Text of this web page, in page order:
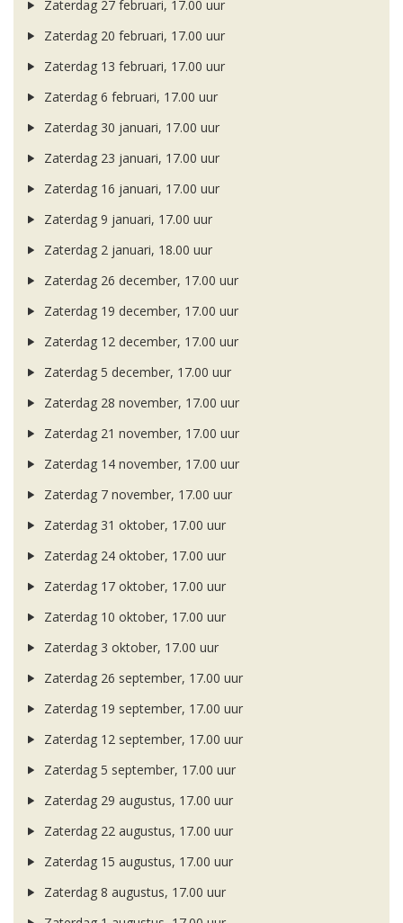
Zaterdag 27 februari, 17.00 uur
Zaterdag 20 februari, 17.00 uur
Zaterdag 13 februari, 17.00 uur
Zaterdag 6 februari, 17.00 uur
Zaterdag 30 januari, 17.00 uur
Zaterdag 23 januari, 17.00 uur
Zaterdag 16 januari, 17.00 uur
Zaterdag 9 januari, 17.00 uur
Zaterdag 2 januari, 18.00 uur
Zaterdag 26 december, 17.00 uur
Zaterdag 19 december, 17.00 uur
Zaterdag 12 december, 17.00 uur
Zaterdag 5 december, 17.00 uur
Zaterdag 28 november, 17.00 uur
Zaterdag 21 november, 17.00 uur
Zaterdag 14 november, 17.00 uur
Zaterdag 7 november, 17.00 uur
Zaterdag 31 oktober, 17.00 uur
Zaterdag 24 oktober, 17.00 uur
Zaterdag 17 oktober, 17.00 uur
Zaterdag 10 oktober, 17.00 uur
Zaterdag 3 oktober, 17.00 uur
Zaterdag 26 september, 17.00 uur
Zaterdag 19 september, 17.00 uur
Zaterdag 12 september, 17.00 uur
Zaterdag 5 september, 17.00 uur
Zaterdag 29 augustus, 17.00 uur
Zaterdag 22 augustus, 17.00 uur
Zaterdag 15 augustus, 17.00 uur
Zaterdag 8 augustus, 17.00 uur